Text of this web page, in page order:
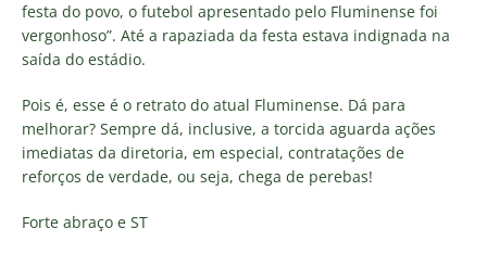
festa do povo, o futebol apresentado pelo Fluminense foi
vergonhoso”. Até a rapaziada da festa estava indignada na
saída do estádio.
Pois é, esse é o retrato do atual Fluminense. Dá para
melhorar? Sempre dá, inclusive, a torcida aguarda ações
imediatas da diretoria, em especial, contratações de
reforços de verdade, ou seja, chega de perebas!
Forte abraço e ST